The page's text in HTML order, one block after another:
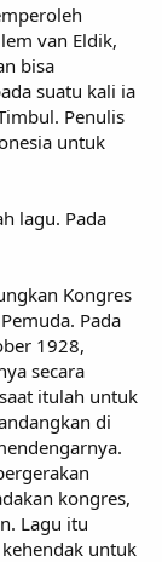
van Eldik,
bisa
suatu kali ia
Penulis
untuk
lagu. Pada
Kongres
Pada
1928,
secara
itulah untuk
di
kongres,
Lagu itu
untuk